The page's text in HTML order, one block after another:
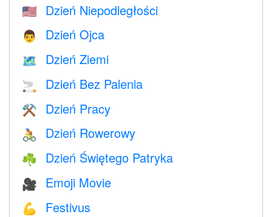
🇺🇸 Dzień Niepodległości
👨 Dzień Ojca
🗺️ Dzień Ziemi
🚬 Dzień Bez Palenia
⚒️ Dzień Pracy
🚴 Dzień Rowerowy
☘️ Dzień Świętego Patryka
🎥 Emoji Movie
💪 Festivus